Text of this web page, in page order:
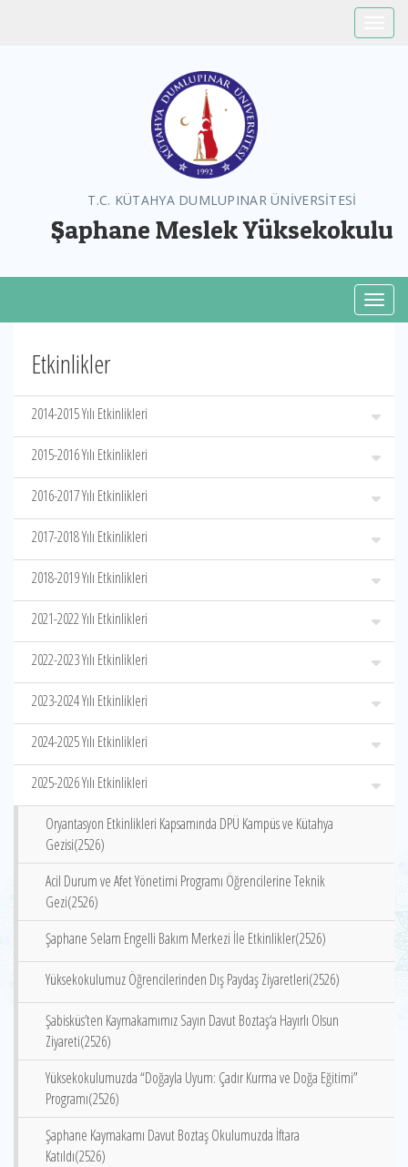
T.C. KÜTAHYA DUMLUPINAR ÜNİVERSİTESİ
Şaphane Meslek Yüksekokulu
Etkinlikler
2014-2015 Yılı Etkinlikleri
2015-2016 Yılı Etkinlikleri
2016-2017 Yılı Etkinlikleri
2017-2018 Yılı Etkinlikleri
2018-2019 Yılı Etkinlikleri
2021-2022 Yılı Etkinlikleri
2022-2023 Yılı Etkinlikleri
2023-2024 Yılı Etkinlikleri
2024-2025 Yılı Etkinlikleri
2025-2026 Yılı Etkinlikleri
Oryantasyon Etkinlikleri Kapsamında DPÜ Kampüs ve Kütahya
Gezisi(2526)
Acil Durum ve Afet Yönetimi Programı Öğrencilerine Teknik
Gezi(2526)
Şaphane Selam Engelli Bakım Merkezi İle Etkinlikler(2526)
Yüksekokulumuz Öğrencilerinden Dış Paydaş Ziyaretleri(2526)
Şabisküs’ten Kaymakamımız Sayın Davut Boztaş‘a Hayırlı Olsun
Ziyareti(2526)
Yüksekokulumuzda “Doğayla Uyum: Çadır Kurma ve Doğa Eğitimi”
Programı(2526)
Şaphane Kaymakamı Davut Boztaş Okulumuzda İftara
Katıldı(2526)